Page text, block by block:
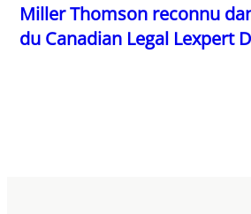
Miller Thomson reconnu
du Canadian Legal Lexpert